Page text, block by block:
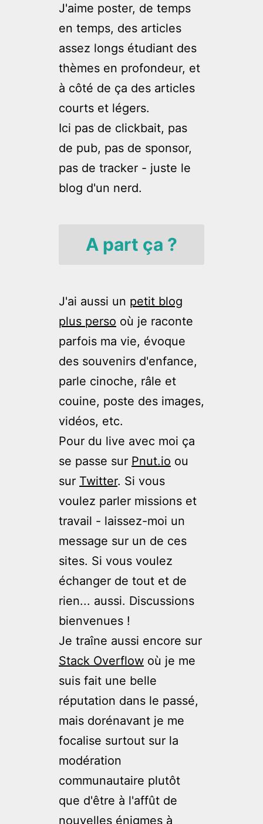
J'aime poster, de temps
en temps, des articles
assez longs étudiant des
thèmes en profondeur, et
à côté de ça des articles
courts et légers.
Ici pas de clickbait, pas
de pub, pas de sponsor,
pas de tracker - juste le
blog d'un nerd.
A part ça ?
J'ai aussi un petit blog
plus perso où je raconte
parfois ma vie, évoque
des souvenirs d'enfance,
parle cinoche, râle et
couine, poste des images,
vidéos, etc.
Pour du live avec moi ça
se passe sur Pnut.io ou
sur Twitter. Si vous
voulez parler missions et
travail - laissez-moi un
message sur un de ces
sites. Si vous voulez
échanger de tout et de
rien... aussi. Discussions
bienvenues !
Je traîne aussi encore sur
Stack Overflow où je me
suis fait une belle
réputation dans le passé,
mais dorénavant je me
focalise surtout sur la
modération
communautaire plutôt
que d'être à l'affût de
nouvelles énigmes à